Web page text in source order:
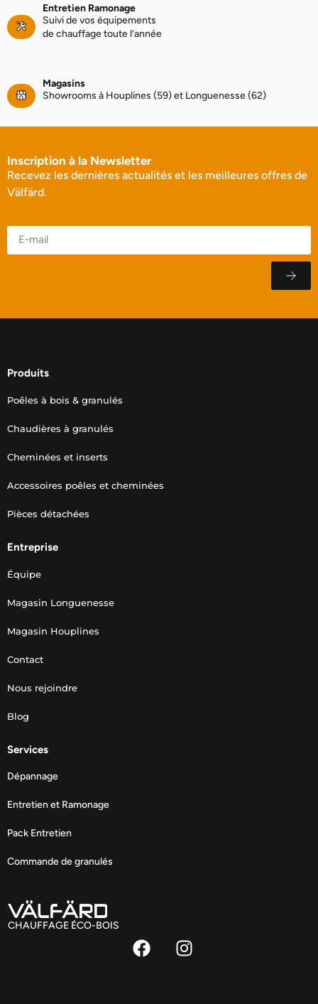
Entretien Ramonage
Suivi de vos équipements
de chauffage toute l’année
Magasins
Showrooms à Houplines (59) et Longuenesse (62)
Inscription à la Newsletter
Recevez les dernières actualités et les meilleures offres de
Välfärd.
Produits
Poêles à bois & granulés
Chaudières à granulés
Cheminées et inserts
Accessoires poêles et cheminées
Pièces détachées
Entreprise
Équipe
Magasin Longuenesse
Magasin Houplines
Contact
Nous rejoindre
Blog
Services
Dépannage
Entretien et Ramonage
Pack Entretien
Commande de granulés
CHAUFFAGE ÉCO-BOIS